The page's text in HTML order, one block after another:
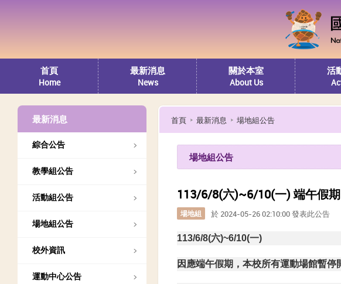
首頁
Home
最新消息
News
關於本室
About Us
活
最新消息
綜合公告
教學組公告
活動組公告
場地組公告
校外資訊
運動中心公告
首頁 最新消息 場地組公告
場地組公告
113/6/8(六)~6/10(一) 端午假
場地組 於 2024-05-26 02:10:00 發表此公告
113/6/8(六)~6/10(一)
因應端午假期，本校所有運動場館暫停